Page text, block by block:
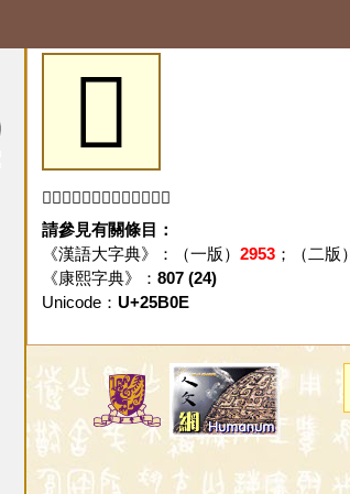
𥬎
「𥬎」字未收錄於本資料庫。
請參見有關條目：
《漢語大字典》：（一版） 2953；（二版）
《康熙字典》： 807 (24)
Unicode： U+25B0E